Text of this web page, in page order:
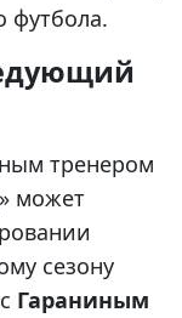
футбола.
тренером
может
сезону
Гараниным